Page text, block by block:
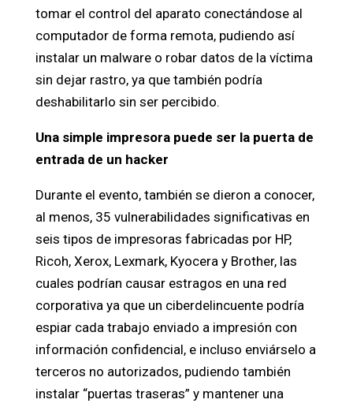
tomar el control del aparato conectándose al
computador de forma remota, pudiendo así
instalar un malware o robar datos de la víctima
sin dejar rastro, ya que también podría
deshabilitarlo sin ser percibido.
Una simple impresora puede ser la puerta de
entrada de un hacker
Durante el evento, también se dieron a conocer,
al menos, 35 vulnerabilidades significativas en
seis tipos de impresoras fabricadas por HP,
Ricoh, Xerox, Lexmark, Kyocera y Brother, las
cuales podrían causar estragos en una red
corporativa ya que un ciberdelincuente podría
espiar cada trabajo enviado a impresión con
información confidencial, e incluso enviárselo a
terceros no autorizados, pudiendo también
instalar “puertas traseras” y mantener una